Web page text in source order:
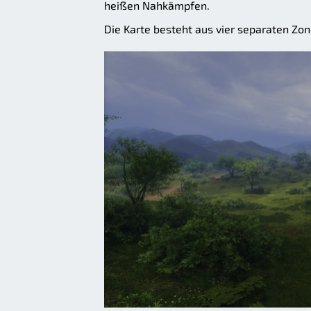
heißen Nahkämpfen.
Die Karte besteht aus vier separaten